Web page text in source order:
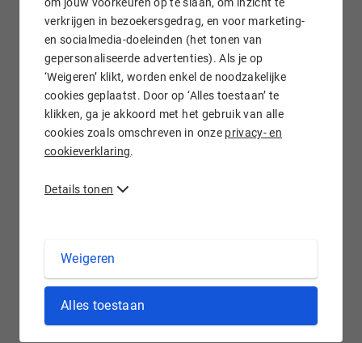
om jouw voorkeuren op te slaan, om inzicht te
verkrijgen in bezoekersgedrag, en voor marketing-
en socialmedia-doeleinden (het tonen van
gepersonaliseerde advertenties). Als je op
‘Weigeren’ klikt, worden enkel de noodzakelijke
cookies geplaatst. Door op ‘Alles toestaan’ te
klikken, ga je akkoord met het gebruik van alle
cookies zoals omschreven in onze privacy- en
cookieverklaring.
Details tonen
Weigeren
Alles toestaan
Gratis e-mail doorsturen
Wij staan voor je klaar!
.BOATS domein registreren bij Hostnet
Nederland is het waterland, maar ook het land van de
watersport. Er zijn in ons land meer dan 500.000 vaartuigen.
Voor alle professionals en hobbyisten is er de .boats